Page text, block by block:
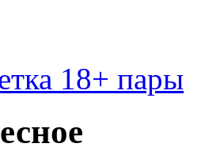
18+ пары